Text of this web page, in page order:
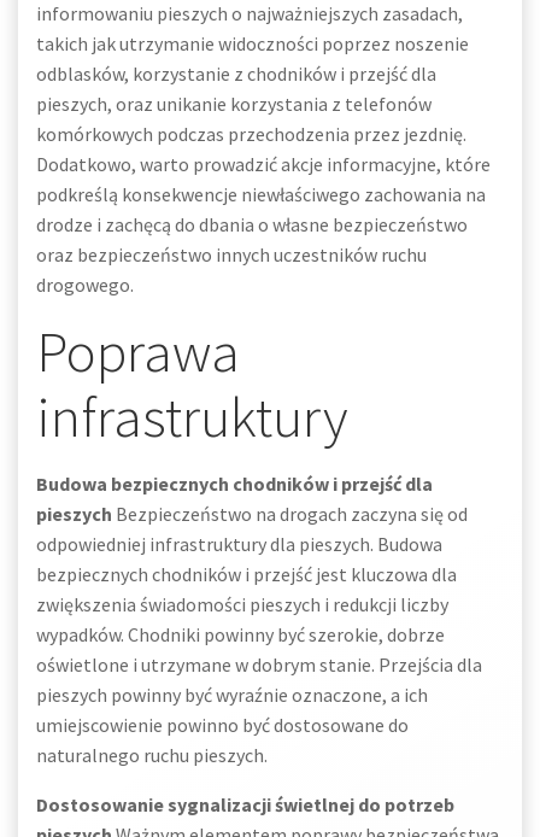
informowaniu pieszych o najważniejszych zasadach,
takich jak utrzymanie widoczności poprzez noszenie
odblasków, korzystanie z chodników i przejść dla
pieszych, oraz unikanie korzystania z telefonów
komórkowych podczas przechodzenia przez jezdnię.
Dodatkowo, warto prowadzić akcje informacyjne, które
podkreślą konsekwencje niewłaściwego zachowania na
drodze i zachęcą do dbania o własne bezpieczeństwo
oraz bezpieczeństwo innych uczestników ruchu
drogowego.
Poprawa
infrastruktury
Budowa bezpiecznych chodników i przejść dla
pieszych Bezpieczeństwo na drogach zaczyna się od
odpowiedniej infrastruktury dla pieszych. Budowa
bezpiecznych chodników i przejść jest kluczowa dla
zwiększenia świadomości pieszych i redukcji liczby
wypadków. Chodniki powinny być szerokie, dobrze
oświetlone i utrzymane w dobrym stanie. Przejścia dla
pieszych powinny być wyraźnie oznaczone, a ich
umiejscowienie powinno być dostosowane do
naturalnego ruchu pieszych.
Dostosowanie sygnalizacji świetlnej do potrzeb